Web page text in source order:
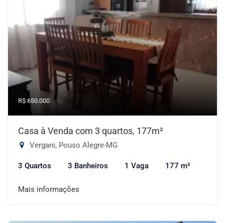
R$ 650.000
Casa à Venda com 3 quartos, 177m²
Vergani, Pouso Alegre-MG
3 Quartos 3 Banheiros 1 Vaga 177 m²
Mais informações